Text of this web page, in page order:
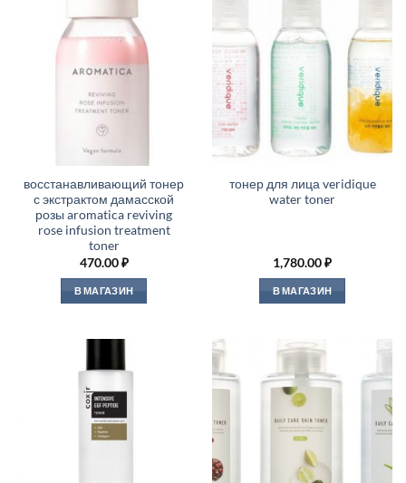
восстанавливающий тонер
с экстрактом дамасской
розы aromatica reviving
rose infusion treatment
toner
470.00₽
В МАГАЗИН
тонер для лица veridique
water toner
1,780.00₽
В МАГАЗИН